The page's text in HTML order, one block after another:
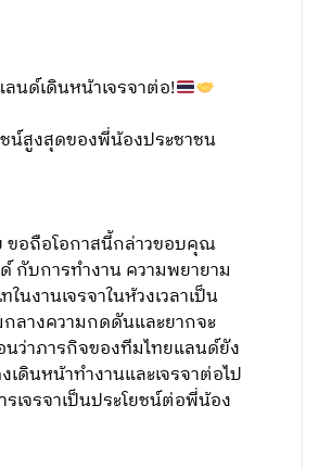
นด์เดินหน้าเจรจาต่อ!
น์สูงสุดของพี่น้องประชาชน
ขอถือโอกาสนี้กล่าวขอบคุณ
กับการทำงาน ความพยายาม
ในงานเจรจาในห้วงเวลาเป็น
กลางความกดดันและยากจะ
ว่าภารกิจของทีมไทยแลนด์ยัง
เดินหน้าทำงานและเจรจาต่อไป
รเจรจาเป็นประโยชน์ต่อพี่น้อง